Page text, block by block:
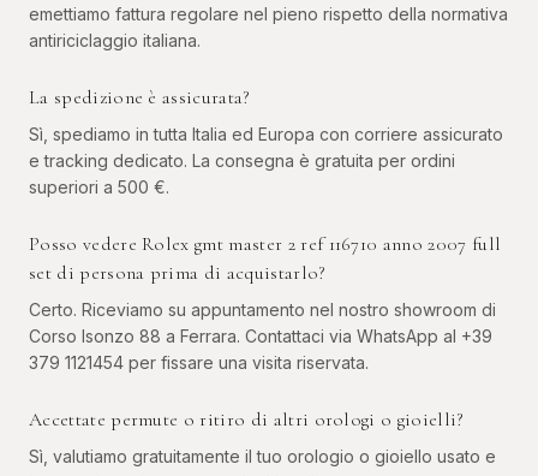
emettiamo fattura regolare nel pieno rispetto della normativa
antiriciclaggio italiana.
La spedizione è assicurata?
Sì, spediamo in tutta Italia ed Europa con corriere assicurato
e tracking dedicato. La consegna è gratuita per ordini
superiori a 500 €.
Posso vedere Rolex gmt master 2 ref 116710 anno 2007 full
set di persona prima di acquistarlo?
Certo. Riceviamo su appuntamento nel nostro showroom di
Corso Isonzo 88 a Ferrara. Contattaci via WhatsApp al +39
379 1121454 per fissare una visita riservata.
Accettate permute o ritiro di altri orologi o gioielli?
Sì, valutiamo gratuitamente il tuo orologio o gioiello usato e